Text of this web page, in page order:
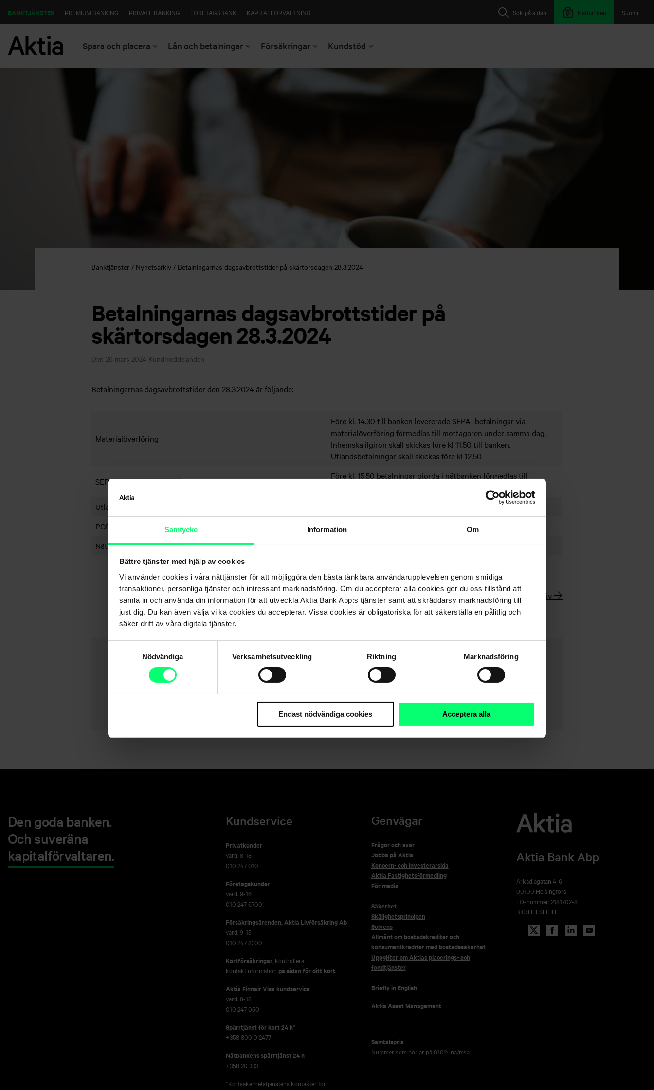
Samtycke Information Om
Bättre tjänster med hjälp av cookies
Vi använder cookies i våra nättjänster för att möjliggöra den bästa tänkbara användarupplevelsen genom smidiga
transaktioner, personliga tjänster och intressant marknadsföring. Om du accepterar alla cookies ger du oss tillstånd att
samla in och använda din information för att utveckla Aktia Bank Abp:s tjänster samt att skräddarsy marknadsföring till
just dig. Du kan även välja vilka cookies du accepterar. Vissa cookies är obligatoriska för att säkerställa en pålitlig och
säker drift av våra digitala tjänster.
Nödvändiga
Verksamhetsutveckling Riktning Marknadsföring
Endast nödvändiga cookies Acceptera alla
Suomi
Sök på sidan Nätbanken
BANKTJÄNSTER PREMIUM BANKING PRIVATE BANKING FÖRETAGSBANK KAPITALFÖRVALTNING
Spara och placera Lån och betalningar Försäkringar Kundstöd
Banktjänster Nyhetsarkiv Betalningarnas dagsavbrottstider på skärtorsdagen 28.3.2024
Betalningarnas dagsavbrottstider på
skärtorsdagen 28.3.2024
Den 26 mars 2024 Kundmeddelanden
Betalningarnas dagsavbrottstider den 28.3.2024 är följande:
Materialöverföring
Före kl. 14.30 till banken levererade SEPA- betalningar via
materialöverföring förmedlas till mottagaren under samma dag.
Inhemska ilgiron skall skickas före kl 11.50 till banken.
Utlandsbetalningar skall skickas före kl 12.50
SEPA-gireringar
Före kl. 15.50 betalningar gjorda i nätbanken förmedlas till
Utlandsbetalningar
POPS-ilgiron på kontor
Ilgiron kan skickas tills 13.30.
Nätbanken har dagsavbrott 20.00
Nyhetsarkiv
Den goda banken.
Och suveräna
kapitalförvaltaren.
Kundservice
Privatkunder
vard. 8-18
010 247 010
Företagskunder
vard. 9-16
010 247 6700
Försäkringsärenden,Aktia Livförsäkring Ab
vard. 9-15
010 247 8300
Kortförsäkringar, kontrollera
kontaktinformation på sidan för ditt kort.
Aktia Finnair Visa kundservice
vard. 8-18
010 247 050
Spärrtjänst för kort 24 h*
+358 800 0 2477
Nätbankens spärrtjänst 24 h
+358 20 333
*Kortsäkerhetstjänstens kontakter för
Genvägar
Frågor och svar
Jobba på Aktia
Koncern- och investerarsida
Aktia Fastighetsförmedling
För media
Säkerhet
Skälighetsprincipen
Solvens
Allmänt om bostadskrediter och
konsumentkrediter med bostadssäkerhet
Uppgifter om Aktias placerings- och
fondtjänster
Briefly in English
Aktia Asset Management
Samtalspris
Nummer som börjar på 0102: lna/msa.
Aktia Bank Abp
Arkadiagatan 4-6
00100 Helsingfors
FO-nummer: 2181702-8
BIC: HELSFIHH